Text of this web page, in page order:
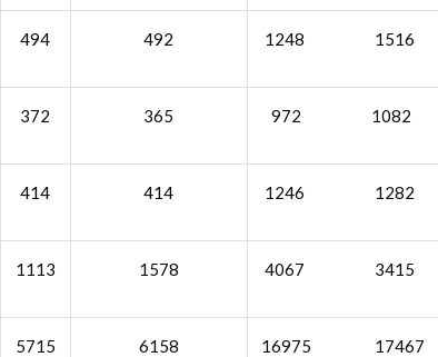
494 492 1248 1516
372 365 972 1082
414 414 1246 1282
1113 1578 4067 3415
5715 6158 16975 17467